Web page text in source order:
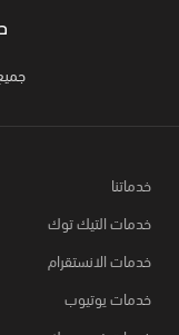
خدماتنا
خدمات التيك توك
خدمات الانستقرام
خدمات يوتيوب